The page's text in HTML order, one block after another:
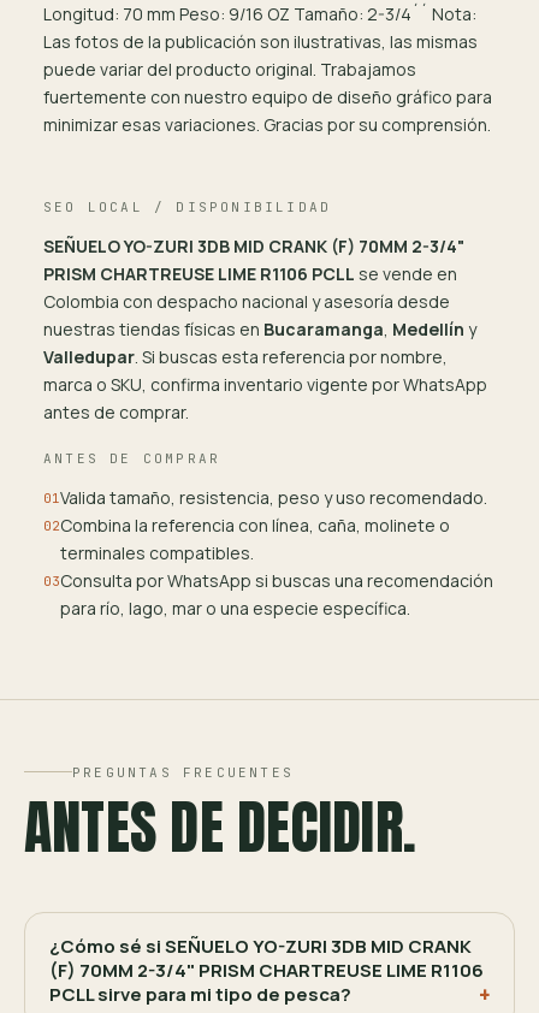
Longitud: 70 mm Peso: 9/16 OZ Tamaño: 2-3/4´´ Nota:
Las fotos de la publicación son ilustrativas, las mismas
puede variar del producto original. Trabajamos
fuertemente con nuestro equipo de diseño gráfico para
minimizar esas variaciones. Gracias por su comprensión.
SEO LOCAL / DISPONIBILIDAD
SEÑUELO YO-ZURI 3DB MID CRANK (F) 70MM 2-3/4"
PRISM CHARTREUSE LIME R1106 PCLL se vende en
Colombia con despacho nacional y asesoría desde
nuestras tiendas físicas en Bucaramanga, Medellín y
Valledupar. Si buscas esta referencia por nombre,
marca o SKU, confirma inventario vigente por WhatsApp
antes de comprar.
ANTES DE COMPRAR
01Valida tamaño, resistencia, peso y uso recomendado.
02Combina la referencia con línea, caña, molinete o
terminales compatibles.
03Consulta por WhatsApp si buscas una recomendación
para río, lago, mar o una especie específica.
PREGUNTAS FRECUENTES
ANTES DE DECIDIR.
¿Cómo sé si SEÑUELO YO-ZURI 3DB MID CRANK
(F) 70MM 2-3/4" PRISM CHARTREUSE LIME R1106
PCLL sirve para mi tipo de pesca?